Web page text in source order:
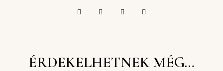
ÉRDEKELHETNEK MÉG…